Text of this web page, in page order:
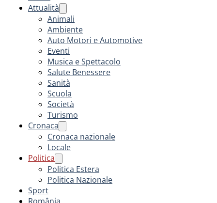
Attualità
Animali
Ambiente
Auto Motori e Automotive
Eventi
Musica e Spettacolo
Salute Benessere
Sanità
Scuola
Società
Turismo
Cronaca
Cronaca nazionale
Locale
Politica
Politica Estera
Politica Nazionale
Sport
România